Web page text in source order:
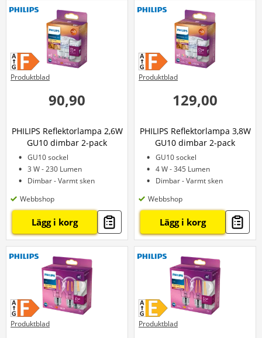
90,90
PHILIPS Reflektorlampa 2,6W
GU10 dimbar 2-pack
GU10 sockel
3 W - 230 Lumen
Dimbar - Varmt sken
Produktblad
Webbshop
Lägg i korg
129,00
PHILIPS Reflektorlampa 3,8W
GU10 dimbar 2-pack
GU10 sockel
4 W - 345 Lumen
Dimbar - Varmt sken
Produktblad
Webbshop
Lägg i korg
Produktblad Produktblad